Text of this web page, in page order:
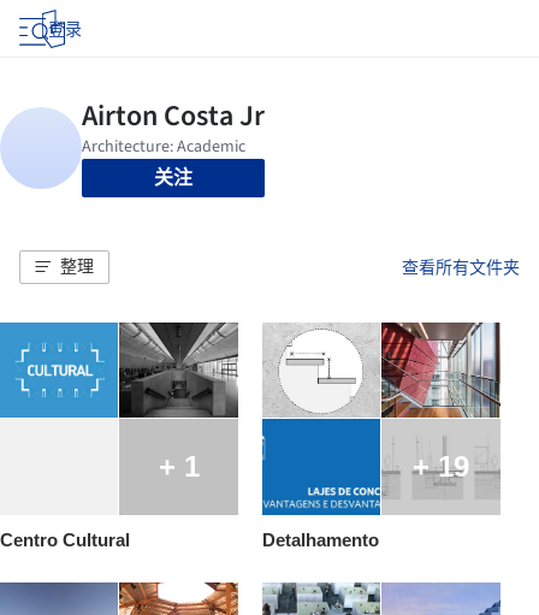
登录
关注
整理 查看所有文件夹
+ 1
Centro Cultural
+ 19
Detalhamento